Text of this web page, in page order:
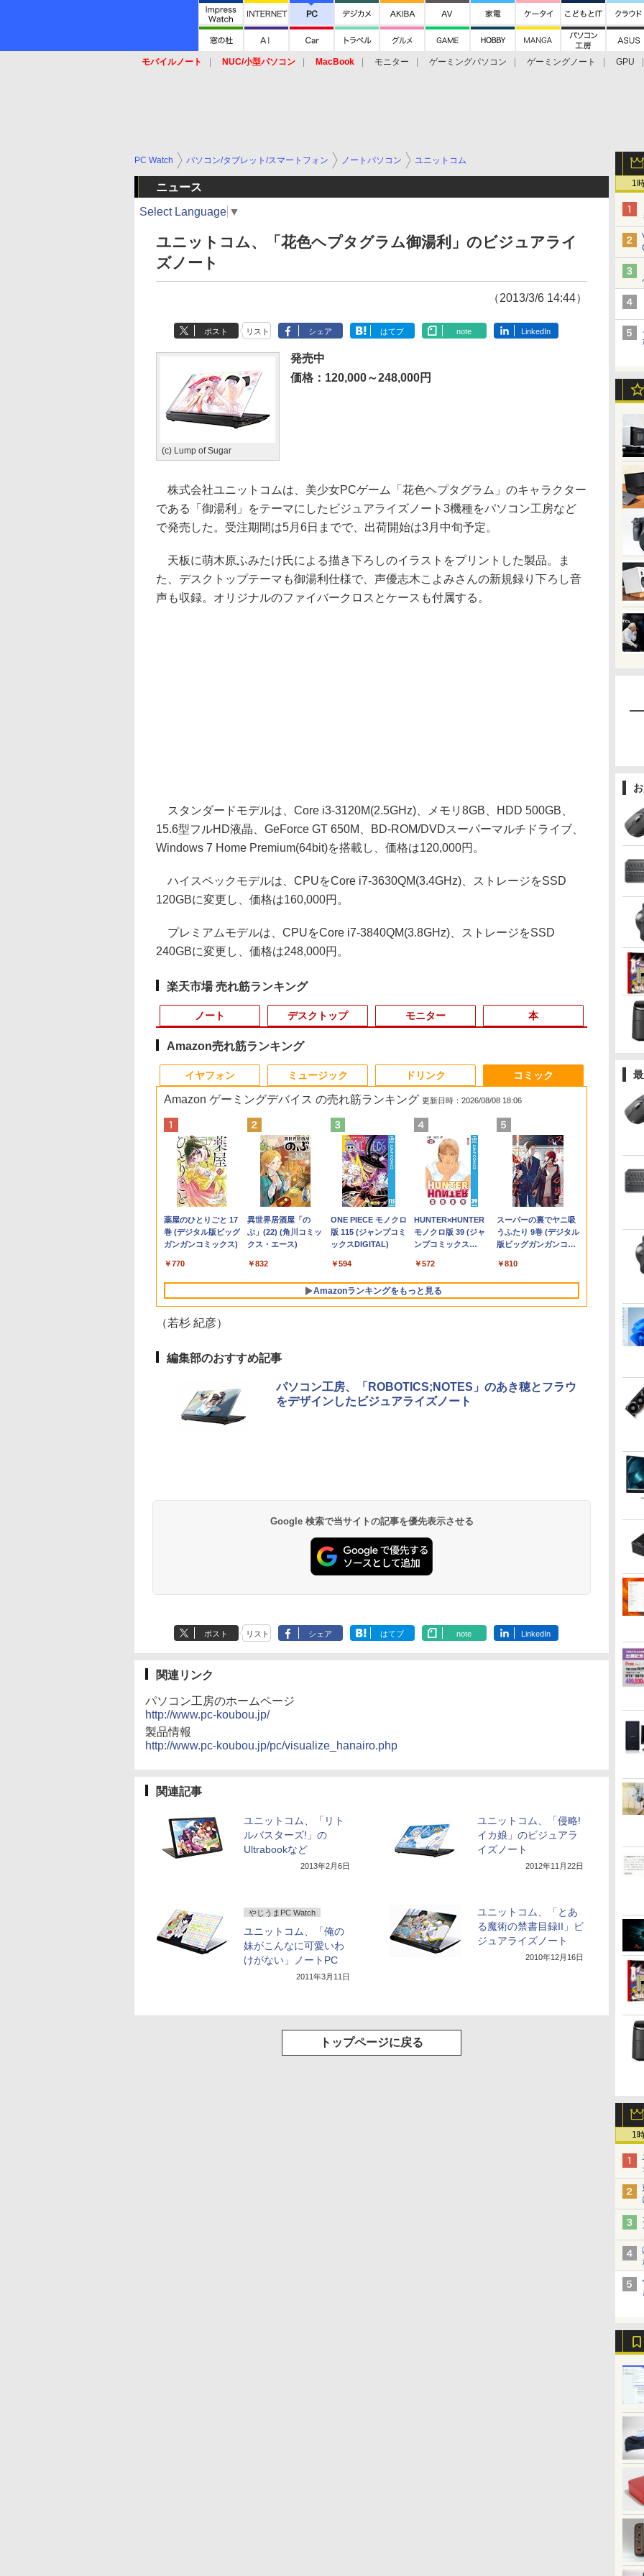
モバイルノート NUC/小型パソコン MacBook モニター ゲーミングパソコン ゲーミングノート
GPU
1
1
PC Watch パソコン/タブレット/スマートフォン ノートパソコン ユニットコム
ニュース
Select Language ▼
ユニットコム、「花色ヘプタグラム御湯利」のビジュアライ
ズノート
（2013/3/6 14:44）
ポスト リスト シェア はてブ note LinkedIn
(c) Lump of Sugar
発売中
価格：120,000～248,000円
株式会社ユニットコムは、美少女PCゲーム「花色ヘプタグラム」のキャラクター
である「御湯利」をテーマにしたビジュアライズノート3機種をパソコン工房など
で発売した。受注期間は5月6日までで、出荷開始は3月中旬予定。
天板に萌木原ふみたけ氏による描き下ろしのイラストをプリントした製品。ま
た、デスクトップテーマも御湯利仕様で、声優志木こよみさんの新規録り下ろし音
声も収録。オリジナルのファイバークロスとケースも付属する。
スタンダードモデルは、Core i3-3120M(2.5GHz)、メモリ8GB、HDD 500GB、
15.6型フルHD液晶、GeForce GT 650M、BD-ROM/DVDスーパーマルチドライブ、
Windows 7 Home Premium(64bit)を搭載し、価格は120,000円。
ハイスペックモデルは、CPUをCore i7-3630QM(3.4GHz)、ストレージをSSD
120GBに変更し、価格は160,000円。
プレミアムモデルは、CPUをCore i7-3840QM(3.8GHz)、ストレージをSSD
240GBに変更し、価格は248,000円。
楽天市場 売れ筋ランキング
ノート
1
【★最大100%ポイン
ト】【新生活応援・
2026】【Office 2019
H&B】富士通
MU937/Celeron 3865U/
メモ
リ:4GB/8GB/SSD:128GB/256GB/512GB/1TB/13.3
型/フル
HD/wifi/HDMI/USB3.0/
￥9,999
2
LTE対応 中古美品 / タ
ッチ 10.5インチ
Microsoft Surface
GO2 Model.1927 フル
HD対応WUXGA/ 第8世
代CoreM3-8100Y/
8GB/ 爆速NVMe
128GB-SSD/ カメラ/
Wi-Fi6/ Office付き
古ノートパソコン 中古
パソコン 中古PC タブ
￥20,990
3
【期間限定P15倍+最大
10%OFFクーポン】
【3年保証】東芝
TOSHIBA
DYNABOOK B65/DN
SSD256GB メモリ
8GB Core i5
Windows 11 Pro 中古
料無料 中古ノートパソ
コン 中古パソコン ノ
￥27,500
4
超得2,000円OFF&P2倍
｜レッツノート｜
Microsoft office 2019
H&B付き｜中古ノート
office付｜メモリ8GB
SSD256GB｜
Panasonic Let's note
｜中古ノートパソコン
PC｜ノートパソコン
B5サイズ｜パソコン｜
MS Office 2024 H&B
搭載｜中古ノートパソ
コン Windows11
Office付｜Core i5 第8
世代 以降 SSD 512GB
メモリ 8GB｜DELL
Latitude 3500｜中古パ
ソコン 中古 ノートパ
ソコン 無線 15.6インチ
イプC｜Word Excel
￥33,800
初期設定済
デル ノート
16GB/32GB
1TB 日本語
フルHD 高性
ワーク 在宅
向け 新生活
デスクトップ
1
中古パソコン | Dell |
OptiPlex 3070 SFF |
Windows11 | デスクト
ップ | 一年保証 | 第9世
代 | Core i5 9500
3.0(〜最大4.4)GHz |
MEM:8GB |
SSD:512GB(新品) |
DVDマルチ | 無線LAN:
￥34,980
2
【エントリーでポイン
ト100％還元チャンス】
GMKtec G10 ミニ
PC【AMD Ryzen 5
3500U DDR4 16GB
512GB/256GB/1T
SSD】4C/8T 3.7GHz
64GB 16T拡張
Windows11 Pro 8K/4K
WiFi5 Bluetooth5.0
Nucbox みにpc Ryzen
￥61,999
3
HP ProOne 600 G6
AIO 21.5インチ 第10世
代 Core i5 メモリ
16GB Nvme M.2 SSD
Webカメラ WiFi Type-
C Windows11 一体型
中古パソコン
￥48,800
4
Win11搭載 デスクトッ
プパソコン一体型デス
クトップ新品 Office付
き 24型フルHD液晶一
コン Core i7 3615MQ
メモリ16GB
SSD512GB USB 3.0 無
線搭載 初心者向け 初
応援 在宅勤務
【週末限定999円
OFF！】 最新マイクロ
ソフトオフィス2024付
き microsoft office付
き 中古パソコン 中古
デスクトップパソコン
最新オフィス 第10世代
国内メーカー 安心サポ
ート 高品質
i7 16GB 中古 パソコン
￥84,000
Windows11
初心者 ゲー
モニター
1
引き出し付きモニター
台(NM01 ミドルブラウ
ン) 【玄関先迄納品】
ニトリ
￥2,990
2
【超特価】厳選大手メ
ーカー 液晶モニター シ
ークレット 22-23型ワ
イド フル
HD（1920x1080）
HDMI指定可 ノングレ
ア EIZO IIYAMA 三菱
富士通 NEC IO-DATA
Dell HP PHILIPS等 液
￥4,480
3
Yoothi 互換品 液晶
15.6インチ N156BGA-
EB3 NT156WHM-N30
NT156WHM-N34
NT156WHM-N40
NT156WHM-N44
BOE076E 対応 45%
NTSC 60Hz
LED LCD 液晶ディス
プレイ 修理交換用液晶
￥10,000
4
【1,000円クーポン＋ポ
イント最大31.5%還
元！】PCモニター 液
晶ディスプレイ 24イン
HD 非光沢ディスプレ
イ
（100Hz/VGA/HDMI1.4
ブルーライト軽減 フリ
Adaptive Sync対応
4000:1コントラスト チ
液晶ディスプレイ 23イ
ンチ ディスプレイ フ
ィリップス 液晶モニタ
ー パソコンモニター
ゲーミングモニター
PCモニター 23.8
1920×1080 HDMI D-
Sub ブラック スピーカ
ー：なし
￥11,480
チ
チ搭載 対応
On-Cell 液晶
ネル 修理交
本
1
MAZZEL 1st
photobook with
ZEAL [ MAZZEL ]
￥4,950
2
信じていた仲間達にダ
ンジョン奥地で殺され
かけたがギフト『無限
ガチャ』でレベル9999
の仲間達を手に入れて
元パーティーメンバー
と世界に復讐＆『ざま
ぁ！』します！【電子
書籍】
￥792
3
【漫画全巻セット】
【中古】NARUTO（ナ
ルト） ＜1〜72巻完結
＞ 岸本斉史
￥20,750
4
【いたわりセット付
き】1年をおいしくす
こやかに過ごす養生手
帳2027 （インプレス手
【中古】
HUNTER×HUNTER(ハ
ンターハンター)/漫画
全巻セット◆C≪1〜39
巻（既刊）≫【即納】
【コンビニ受取/郵便局
受取対応】
￥20,900
くてかわい
（ワイドKC
Amazon売れ筋ランキング
イヤフォン
Anker Soundcore
P40i オフホワイト
Anker Soundcore
P31i ブラック
￥5,990
Anker Soundcore
Liberty 5 ミッドナイ
トブラック
￥14,990
【2026年アップグレ
ード版】AOKIMI ワ
イヤレスイヤホン
V12 小型軽量 ブルー
トゥースHi-Fi 最大
36時間再生 ぶるーと
ゅーす コードレス
ワイト)
￥1,964
Xiaomi シャオミ
REDMI Buds 8 Lite ワ
イヤレスイヤホン
キャンセリング ANC
36時間再生
￥3,480
ミュージック
BRUCE WAYNE feat.
Flo Milli, ATL Jacob
[Explicit]
￥250
BRUCE WAYNE feat.
Flo Milli, ATL Jacob
[Explicit]
￥250
On My Road
(Stadium ver.)
￥250
On My Road
(Stadium ver.)
￥250
BUGS LIFE
￥250
ドリンク
by Amazon 天然水
ラベルレス 500ml
×24本 富士山の天然
ミネラルウォーター
ペットボトル 静岡県
(Smart Basic)
￥1,380
【Amazon.co.jp限
定】 い・ろ・は・す
2L PET ラベルレス
￥1,112
by Amazon 天然水
ラベルレス 2L×9本
￥1,117
by Amazon 炭酸水
ラベルレス 500ml
×24本 強炭酸水 ペッ
ットル (Smart
Basic)
￥1,625
【Amazon.co.jp限
定】 伊藤園 磨かれ
て、澄みきった日本の
ケース ] [ 水 ] [ ペット
ボトル ] [ 箱買い ] [ ス
￥998
コミック
Amazon ゲーミングデバイス の売れ筋ランキング 更新日時：2026/08/08 18:06
薬屋のひとりごと 17
巻 (デジタル版ビッグ
ガンガンコミックス)
￥770
異世界居酒屋「の
ぶ」(22) (角川コミッ
クス・エース)
￥832
ONE PIECE モノクロ
版 115 (ジャンプコミ
ックスDIGITAL)
￥594
HUNTER×HUNTER
モノクロ版 39 (ジャ
ンプコミックス
￥572
スーパーの裏でヤニ吸
うふたり 9巻 (デジタル
版ビッグガンガンコミ
￥810
Amazonランキングをもっと見る
（若杉 紀彦）
編集部のおすすめ記事
パソコン工房、「ROBOTICS;NOTES」のあき穂とフラウ
をデザインしたビジュアライズノート
Google 検索で当サイトの記事を優先表示させる
ポスト リスト シェア はてブ note LinkedIn
関連リンク
パソコン工房のホームページ
http://www.pc-koubou.jp/
製品情報
http://www.pc-koubou.jp/pc/visualize_hanairo.php
関連記事
ユニットコム、「リト
ルバスターズ!」の
Ultrabookなど
2013年2月6日
ユニットコム、「侵略!
イカ娘」のビジュアラ
イズノート
2012年11月22日
やじうまPC Watch
ユニットコム、「俺の
妹がこんなに可愛いわ
けがない」ノートPC
2011年3月11日
ユニットコム、「とあ
る魔術の禁書目録II」ビ
ジュアライズノート
2010年12月16日
トップページに戻る